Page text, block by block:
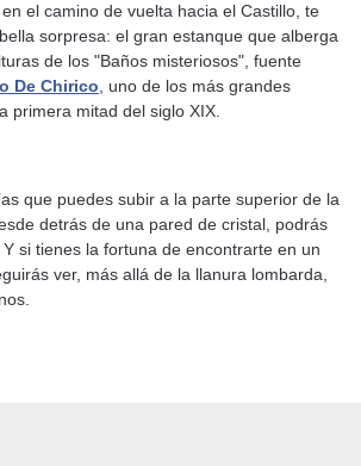
el camino de vuelta hacia el Castillo, te
sorpresa: el gran estanque que alberga
de los "Baños misteriosos", fuente
De Chirico , uno de los más grandes
primera mitad del siglo XIX.
que puedes subir a la parte superior de la
detrás de una pared de cristal, podrás
. Y si tienes la fortuna de encontrarte en un
ver, más allá de la llanura lombarda,